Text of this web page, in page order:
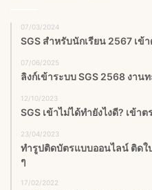
07/03/2024
SGS สําหรับนักเรียน 2567 เข้
07/06/2025
ลิงก์เข้าระบบ SGS 2568 งาน
12/10/2023
SGS เข้าไม่ได้ทำยังไงดี? เข้า
23/04/2023
ทำรูปติดบัตรแบบออนไลน์ ติดใ
ๆ
17/02/2022